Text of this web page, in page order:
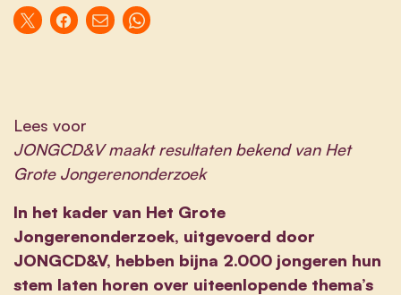
Lees voor
JONGCD&V maakt resultaten bekend van Het
Grote Jongerenonderzoek
In het kader van Het Grote
Jongerenonderzoek, uitgevoerd door
JONGCD&V, hebben bijna 2.000 jongeren hun
stem laten horen over uiteenlopende thema’s